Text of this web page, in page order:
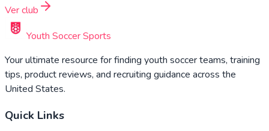
Ver club
Youth Soccer Sports
Your ultimate resource for finding youth soccer teams, training
tips, product reviews, and recruiting guidance across the
United States.
Quick Links